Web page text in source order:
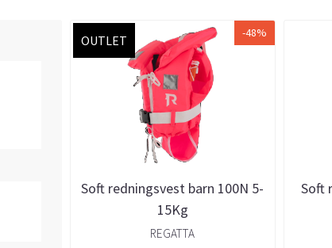
OUTLET -48%
Soft redningsvest barn 100N 5-
15Kg
REGATTA
Soft